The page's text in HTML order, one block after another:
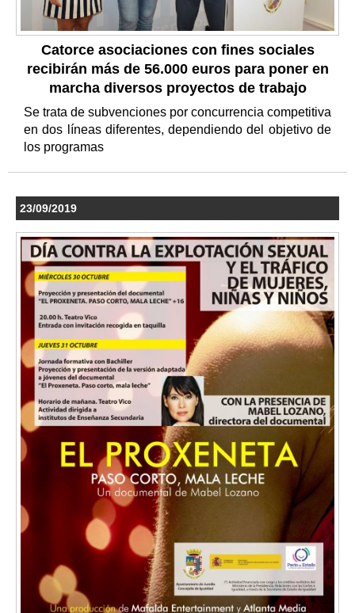
Catorce asociaciones con fines sociales
recibirán más de 56.000 euros para poner en
marcha diversos proyectos de trabajo
Se trata de subvenciones por concurrencia competitiva
en dos líneas diferentes, dependiendo del objetivo de
los programas
23/09/2019